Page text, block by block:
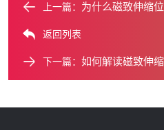
上一篇： 为什么磁致伸缩位移
返回列表
下一篇： 如何解读磁致伸缩